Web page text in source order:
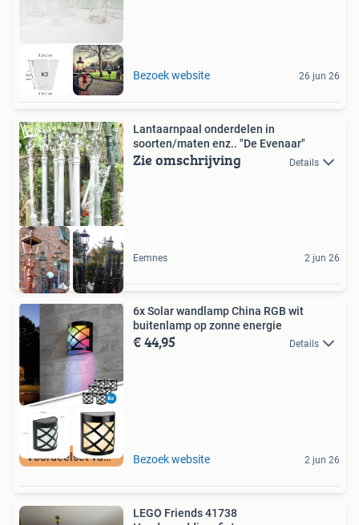
Bezoek website 26 jun 26
Lantaarnpaal onderdelen in
soorten/maten enz.. "De Evenaar"
Zie omschrijving Details
Eemnes 2 jun 26
Voordeelset van 6
6x Solar wandlamp China RGB wit
buitenlamp op zonne energie
€ 44,95 Details
Bezoek website 2 jun 26
LEGO Friends 41738